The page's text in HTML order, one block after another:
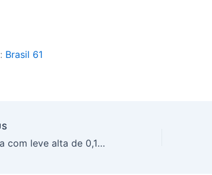
Brasil 61
Dólar fecha com leve alta de 0,17%